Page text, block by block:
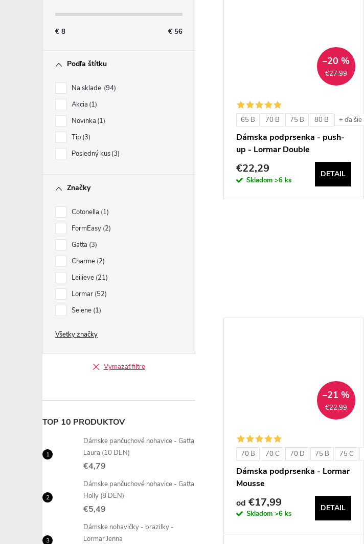
€ 8 € 56
Podľa štítku
Na sklade 94
Akcia 1
Novinka 1
Tip 3
Posledný kus 3
Značky
Cotonella 1
FormEasy 2
Gatta 3
Charme 2
Leilieve 21
Lormar 52
Selene 1
Všetky značky
Vymazať filtre
TOP 10 PRODUKTOV
Dámske pančuchové nohavice - Gatta
Laura (10 DEN)
€4,79
Dámske pančuchové nohavice - Gatta
Holly (8 DEN)
€5,49
Dámske nohavičky - brazilky -
Lormar Jenna
€27,99
–20 %
65 B 70 B 75 B 80 B + ďalšie
Dámska podprsenka - push-
up - Lormar Double
€22,29
Skladom >6 ks
DETAIL
€22,99
–21 %
70 B 70 C 70 D 75 B 75 C
Dámska podprsenka - Lormar
Mousse
od €17,99
Skladom >6 ks
DETAIL